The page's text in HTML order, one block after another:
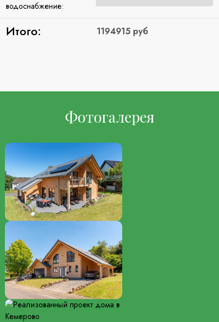
водоснабжение:
Итого:
Фотогалерея